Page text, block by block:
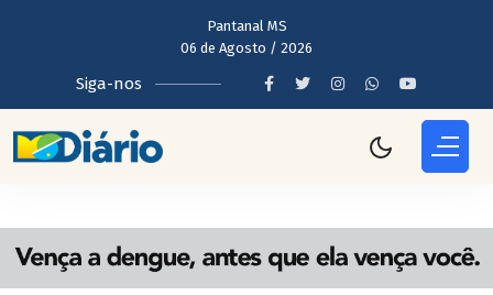
Pantanal MS
06 de Agosto / 2026
Siga-nos